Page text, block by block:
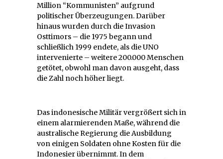
Million “Kommunisten” aufgrund
politischer Überzeugungen. Darüber
hinaus wurden durch die Invasion
Osttimors – die 1975 begann und
schließlich 1999 endete, als die UNO
intervenierte – weitere 200.000 Menschen
getötet, obwohl man davon ausgeht, dass
die Zahl noch höher liegt.
Das indonesische Militär vergrößert sich in
einem alarmierenden Maße, während die
australische Regierung die Ausbildung
von einigen Soldaten ohne Kosten für die
Indonesier übernimmt. In dem